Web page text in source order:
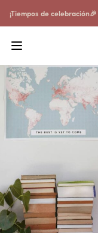
¡Tiempos de celebración🎉